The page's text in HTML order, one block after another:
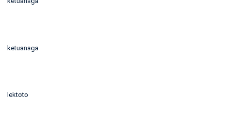
ketuanaga
lektoto